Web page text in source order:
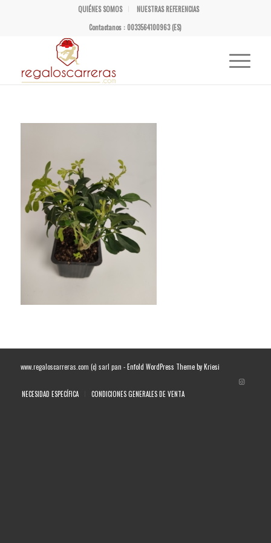
QUIÉNES SOMOS
NUESTRAS REFERENCIAS
Contactanos : 0033564100963 (ES)
www.regaloscarreras.com (c) sarl pan -Enfold WordPress Theme by Kriesi
NECESIDAD ESPECÍFICA CONDICIONES GENERALES DE VENTA